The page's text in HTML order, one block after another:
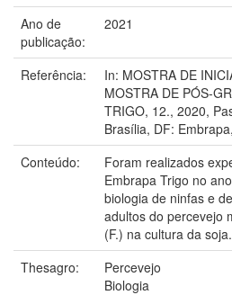
Ano de
publicação:
2021
Referência:
In: MOSTRA DE
MOSTRA DE PÓS-
TRIGO, 12., 2020,
Brasília, DF:
Conteúdo:
Foram realizados
Embrapa Trigo no
biologia de ninfas e
adultos do percevejo
(F.) na cultura da soja.
Thesagro:
Percevejo
Biologia